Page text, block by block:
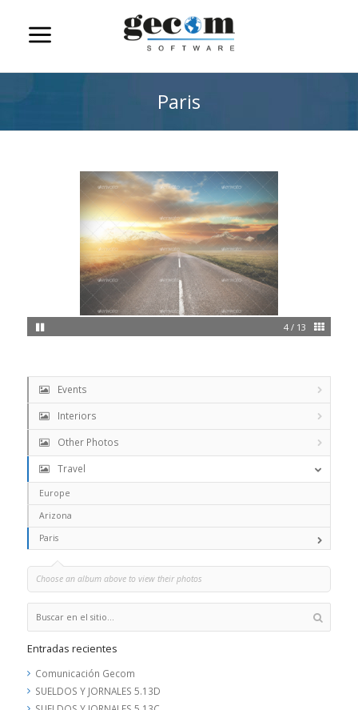
Paris
4 / 13
Events
Interiors
Other Photos
Travel
Europe
Arizona
Paris
Choose an album above to view their photos
Entradas recientes
Comunicación Gecom
SUELDOS Y JORNALES 5.13D